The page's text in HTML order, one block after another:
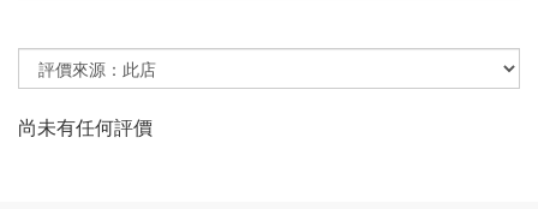
尚未有任何評價